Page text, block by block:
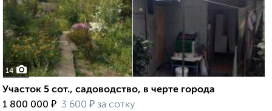
14
Участок 5 сот., садоводство, в черте города
1 800 000 ₽ 3 600 ₽ за сотку